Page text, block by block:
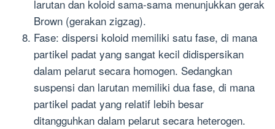
larutan dan koloid sama-sama menunjukkan gerak
Brown (gerakan zigzag).
Fase: dispersi koloid memiliki satu fase, di mana
partikel padat yang sangat kecil didispersikan
dalam pelarut secara homogen. Sedangkan
suspensi dan larutan memiliki dua fase, di mana
partikel padat yang relatif lebih besar
ditangguhkan dalam pelarut secara heterogen.